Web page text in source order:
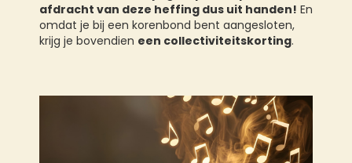
afdracht van deze heffing dus uit handen! En
omdat je bij een korenbond bent aangesloten,
krijg je bovendien een collectiviteitskorting.